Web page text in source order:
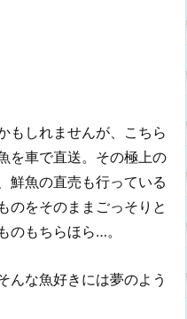
もしれませんが、こちら
を車で直送。その極上の
鮮魚の直売も行っている
のをそのままごっそりと
のもちらほら…。
んな魚好きには夢のよう